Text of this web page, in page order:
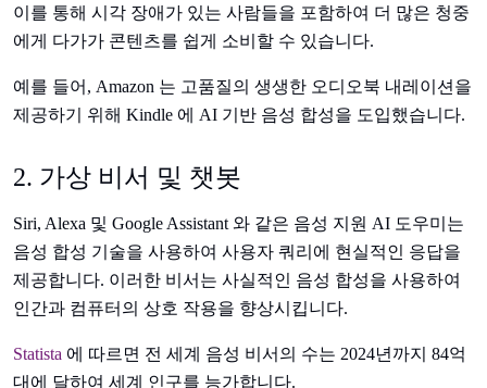
이를 통해 시각 장애가 있는 사람들을 포함하여 더 많은 청중
에게 다가가 콘텐츠를 쉽게 소비할 수 있습니다.
예를 들어, Amazon 는 고품질의 생생한 오디오북 내레이션을
제공하기 위해 Kindle 에 AI 기반 음성 합성을 도입했습니다.
2. 가상 비서 및 챗봇
Siri, Alexa 및 Google Assistant 와 같은 음성 지원 AI 도우미는
음성 합성 기술을 사용하여 사용자 쿼리에 현실적인 응답을
제공합니다. 이러한 비서는 사실적인 음성 합성을 사용하여
인간과 컴퓨터의 상호 작용을 향상시킵니다.
Statista 에 따르면 전 세계 음성 비서의 수는 2024년까지 84억
대에 달하여 세계 인구를 능가합니다.